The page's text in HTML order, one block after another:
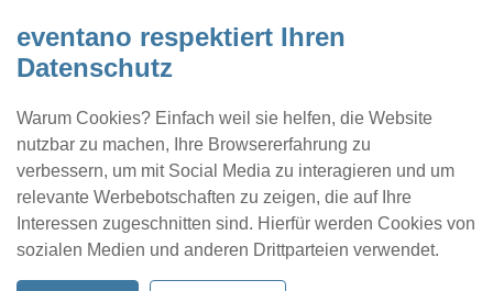
eventano respektiert Ihren
Datenschutz
Warum Cookies? Einfach weil sie helfen, die Website
nutzbar zu machen, Ihre Browsererfahrung zu
verbessern, um mit Social Media zu interagieren und um
relevante Werbebotschaften zu zeigen, die auf Ihre
Interessen zugeschnitten sind. Hierfür werden Cookies von
sozialen Medien und anderen Drittparteien verwendet.
Kontakt Location eintragen Profil